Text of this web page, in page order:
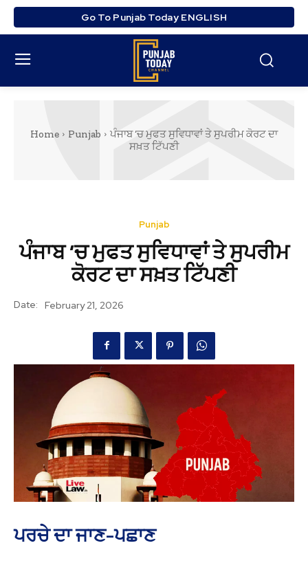
Go To Punjab Today ENGLISH
Home Punjab
ਪੰਜਾਬ ‘ਚ ਮੁਫਤ ਸੁਵਿਧਾਵਾਂ ਤੇ ਸੁਪਰੀਮ ਕੋਰਟ ਦਾ
ਸਖ਼ਤ ਟਿੱਪਣੀ
Punjab
ਪੰਜਾਬ ‘ਚ ਮੁਫਤ ਸੁਵਿਧਾਵਾਂ ਤੇ ਸੁਪਰੀਮ
ਕੋਰਟ ਦਾ ਸਖ਼ਤ ਟਿੱਪਣੀ
Date: February 21, 2026
ਪਰਚੇ ਦਾ ਜਾਣ-ਪਛਾਣ